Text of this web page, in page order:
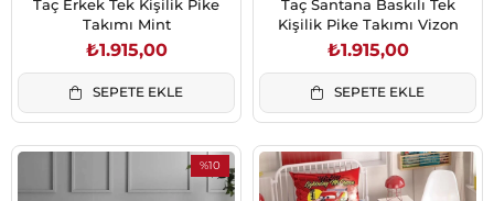
Taç Erkek Tek Kişilik Pike
Takımı Mint
₺1.915,00
SEPETE EKLE
Taç Santana Baskılı Tek
Kişilik Pike Takımı Vizon
₺1.915,00
SEPETE EKLE
%10
İndirim